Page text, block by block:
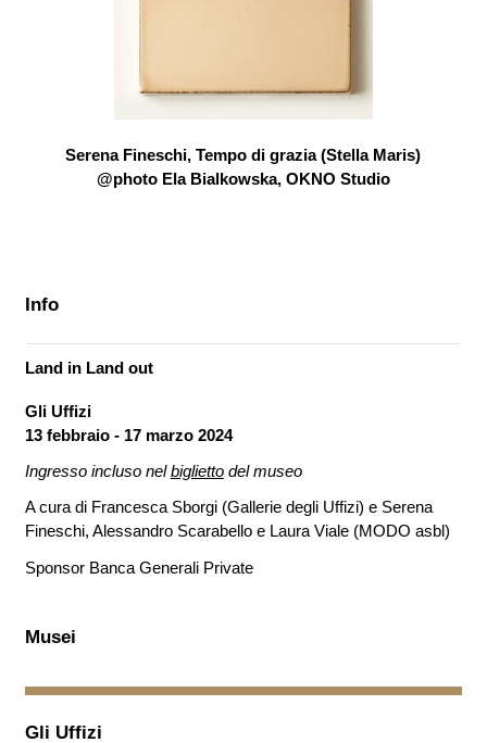
Serena Fineschi, Tempo di grazia (Stella Maris)
@photo Ela Bialkowska, OKNO Studio
Info
Land in Land out
Gli Uffizi
13 febbraio - 17 marzo 2024
Ingresso incluso nelbigliettodel museo
A cura di Francesca Sborgi (Gallerie degli Uffizi) e Serena
Fineschi, Alessandro Scarabello e Laura Viale (MODO asbl)
Sponsor Banca Generali Private
Musei
Gli Uffizi